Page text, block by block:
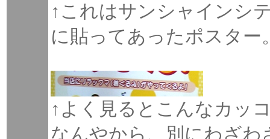
↑これはサンシャインシ
に貼ってあったポスター
↑よく見るとこんなカッ
なんやから、別にわざ